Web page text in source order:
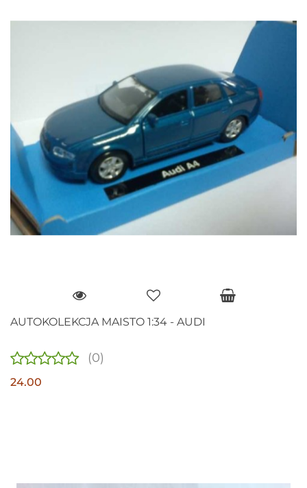
AUTOKOLEKCJA MAISTO 1:34 - AUDI
(0)
24.00